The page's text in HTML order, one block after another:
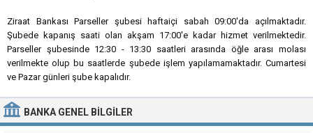
Ziraat Bankası Parseller şubesi haftaiçi sabah 09:00'da açılmaktadır.
Şubede kapanış saati olan akşam 17:00'e kadar hizmet verilmektedir.
Parseller şubesinde 12:30 - 13:30 saatleri arasında öğle arası molası
verilmekte olup bu saatlerde şubede işlem yapılamamaktadır. Cumartesi
ve Pazar günleri şube kapalıdır.
BANKA GENEL BILGILER